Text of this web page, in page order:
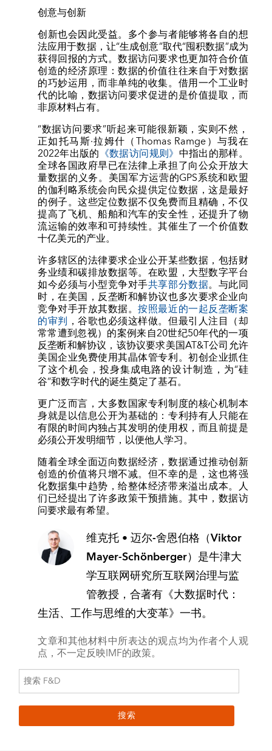
创意与创新
创新也会因此受益。多个参与者能够将各自的想
法应用于数据，让“生成创意”取代“囤积数据”成为
获得回报的方式。数据访问要求也更加符合价值
创造的经济原理：数据的价值往往来自于对数据
的巧妙运用，而非单纯的收集。借用一个工业时
代的比喻，数据访问要求促进的是价值提取，而
非原材料占有。
“数据访问要求”听起来可能很新颖，实则不然，
正如托马斯·拉姆什（Thomas Ramge）与我在
2022年出版的 《数据访问规则》 中指出的那样。
全球各国政府早已在法律上承担了向公众开放大
量数据的义务。美国军方运营的GPS系统和欧盟
的伽利略系统会向民众提供定位数据，这是最好
的例子。这些定位数据不仅免费而且精确，不仅
提高了飞机、船舶和汽车的安全性，还提升了物
流运输的效率和可持续性。其催生了一个价值数
十亿美元的产业。
许多辖区的法律要求企业公开某些数据，包括财
务业绩和碳排放数据等。在欧盟，大型数字平台
如今必须与小型竞争对手共享部分数据。与此同
时，在美国，反垄断和解协议也多次要求企业向
竞争对手开放其数据。按照最近的一起反垄断案
的审判 ，谷歌也必须这样做。但最引人注目（却
常常遭到忽视）的案例来自20世纪50年代的一项
反垄断和解协议，该协议要求美国AT&T公司允许
美国企业免费使用其晶体管专利。初创企业抓住
了这个机会，投身集成电路的设计制造，为“硅
谷”和数字时代的诞生奠定了基石。
更广泛而言，大多数国家专利制度的核心机制本
身就是以信息公开为基础的：专利持有人只能在
有限的时间内独占其发明的使用权，而且前提是
必须公开发明细节，以便他人学习。
随着全球全面迈向数据经济，数据通过推动创新
创造的价值将只增不减。但不幸的是，这也将强
化数据集中趋势，给整体经济带来溢出成本。人
们已经提出了许多政策干预措施。其中，数据访
问要求最有希望。
维克托 • 迈尔-舍恩伯格（Viktor
Mayer-Schönberger） 是牛津大
学互联网研究所互联网治理与监
管教授，合著有《大数据时代：
生活、工作与思维的大变革》一书。
文章和其他材料中所表达的观点均为作者个人观
点，不一定反映IMF的政策。